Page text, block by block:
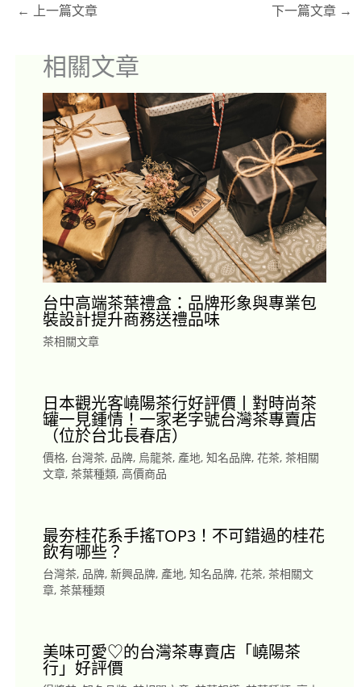
← 上一篇文章 下一篇文章 →
相關文章
台中高端茶葉禮盒：品牌形象與專業包
裝設計提升商務送禮品味
茶相關文章
日本觀光客嶢陽茶行好評價丨對時尚茶
罐一見鍾情！一家老字號台灣茶專賣店
（位於台北長春店）
價格, 台灣茶, 品牌, 烏龍茶, 產地, 知名品牌, 花茶, 茶相關
文章, 茶葉種類, 高價商品
最夯桂花系手搖TOP3！不可錯過的桂花
飲有哪些？
台灣茶, 品牌, 新興品牌, 產地, 知名品牌, 花茶, 茶相關文
章, 茶葉種類
美味可愛♡的台灣茶專賣店「嶢陽茶
行」好評價